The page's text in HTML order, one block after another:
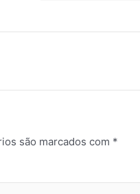
são marcados com *